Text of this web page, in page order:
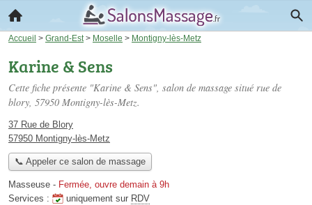
Accueil > Grand-Est > Moselle > Montigny-lès-Metz
Karine & Sens
Cette fiche présente "Karine & Sens", salon de massage situé rue de
blory, 57950 Montigny-lès-Metz.
37 Rue de Blory
57950 Montigny-lès-Metz
📞 Appeler ce salon de massage
Masseuse - Fermée, ouvre demain à 9h
Services :
uniquement sur RDV